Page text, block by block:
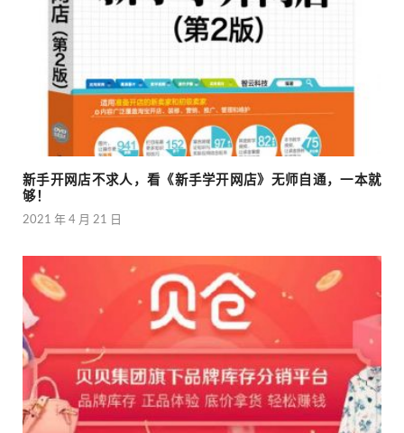
新手开网店不求人，看《新手学开网店》无师自通，一本就
够！
2021 年 4 月 21 日